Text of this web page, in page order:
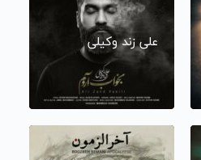
علی زند وکیلی